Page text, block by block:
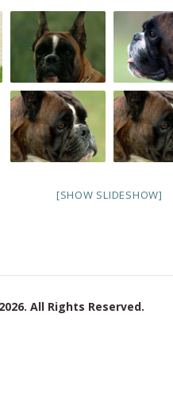
[SHOW SLIDESHOW]
All Rights Reserved.